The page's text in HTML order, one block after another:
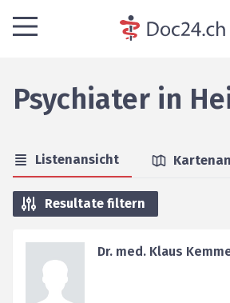
Psychiater in
Listenansicht
Resultate filtern
Dr. med. Klaus